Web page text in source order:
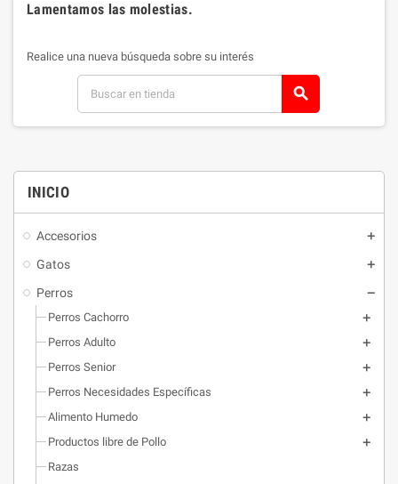
INICIO
Accesorios
Gatos
Perros
Perros Cachorro
Perros Adulto
Perros Senior
Perros Necesidades Específicas
Alimento Humedo
Productos libre de Pollo
Razas
Lamentamos las molestias.
Realice una nueva búsqueda sobre su interés
search